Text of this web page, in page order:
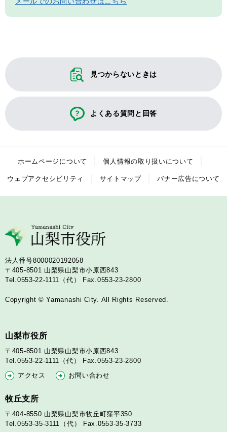
見つからないときは
よくある質問と回答
ホームページについて 個人情報の取り扱いについて
ウェブアクセシビリティ サイトマップ バナー広告について
法人番号8000020192058
〒405-8501 山梨県山梨市小原西843
Tel.0553-22-1111（代）
Fax.0553-23-2800
Copyright © Yamanashi City. All Rights Reserved.
山梨市役所
〒405-8501 山梨県山梨市小原西843
Tel.0553-22-1111（代）
Fax.0553-23-2800
アクセス
お問い合わせ
牧丘支所
〒404-8550 山梨県山梨市牧丘町窪平350
Tel.0553-35-3111（代）
Fax.0553-35-3733